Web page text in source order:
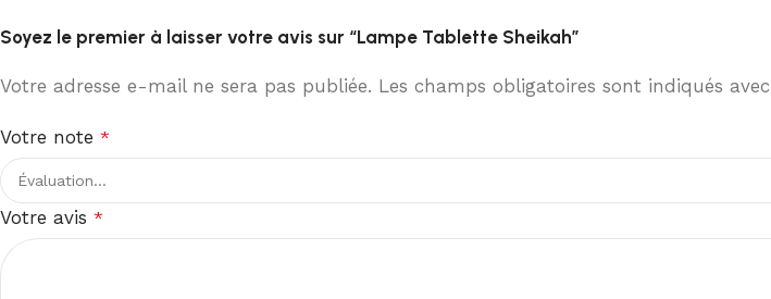
Soyez le premier à laisser votre avis sur “Lampe Tablette Sheikah”
Votre adresse e-mail ne sera pas publiée. Les champs obligatoires sont indiqués avec
Votre note *
Votre avis *